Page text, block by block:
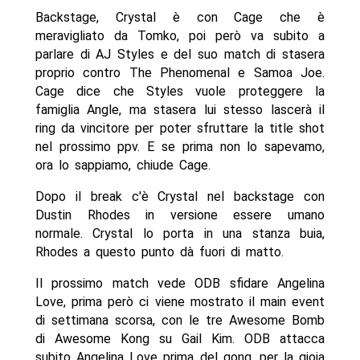
Backstage, Crystal è con Cage che è
meravigliato da Tomko, poi però va subito a
parlare di AJ Styles e del suo match di stasera
proprio contro The Phenomenal e Samoa Joe.
Cage dice che Styles vuole proteggere la
famiglia Angle, ma stasera lui stesso lascerà il
ring da vincitore per poter sfruttare la title shot
nel prossimo ppv. E se prima non lo sapevamo,
ora lo sappiamo, chiude Cage.
Dopo il break c'è Crystal nel backstage con
Dustin Rhodes in versione essere umano
normale. Crystal lo porta in una stanza buia,
Rhodes a questo punto dà fuori di matto.
Il prossimo match vede ODB sfidare Angelina
Love, prima però ci viene mostrato il main event
di settimana scorsa, con le tre Awesome Bomb
di Awesome Kong su Gail Kim. ODB attacca